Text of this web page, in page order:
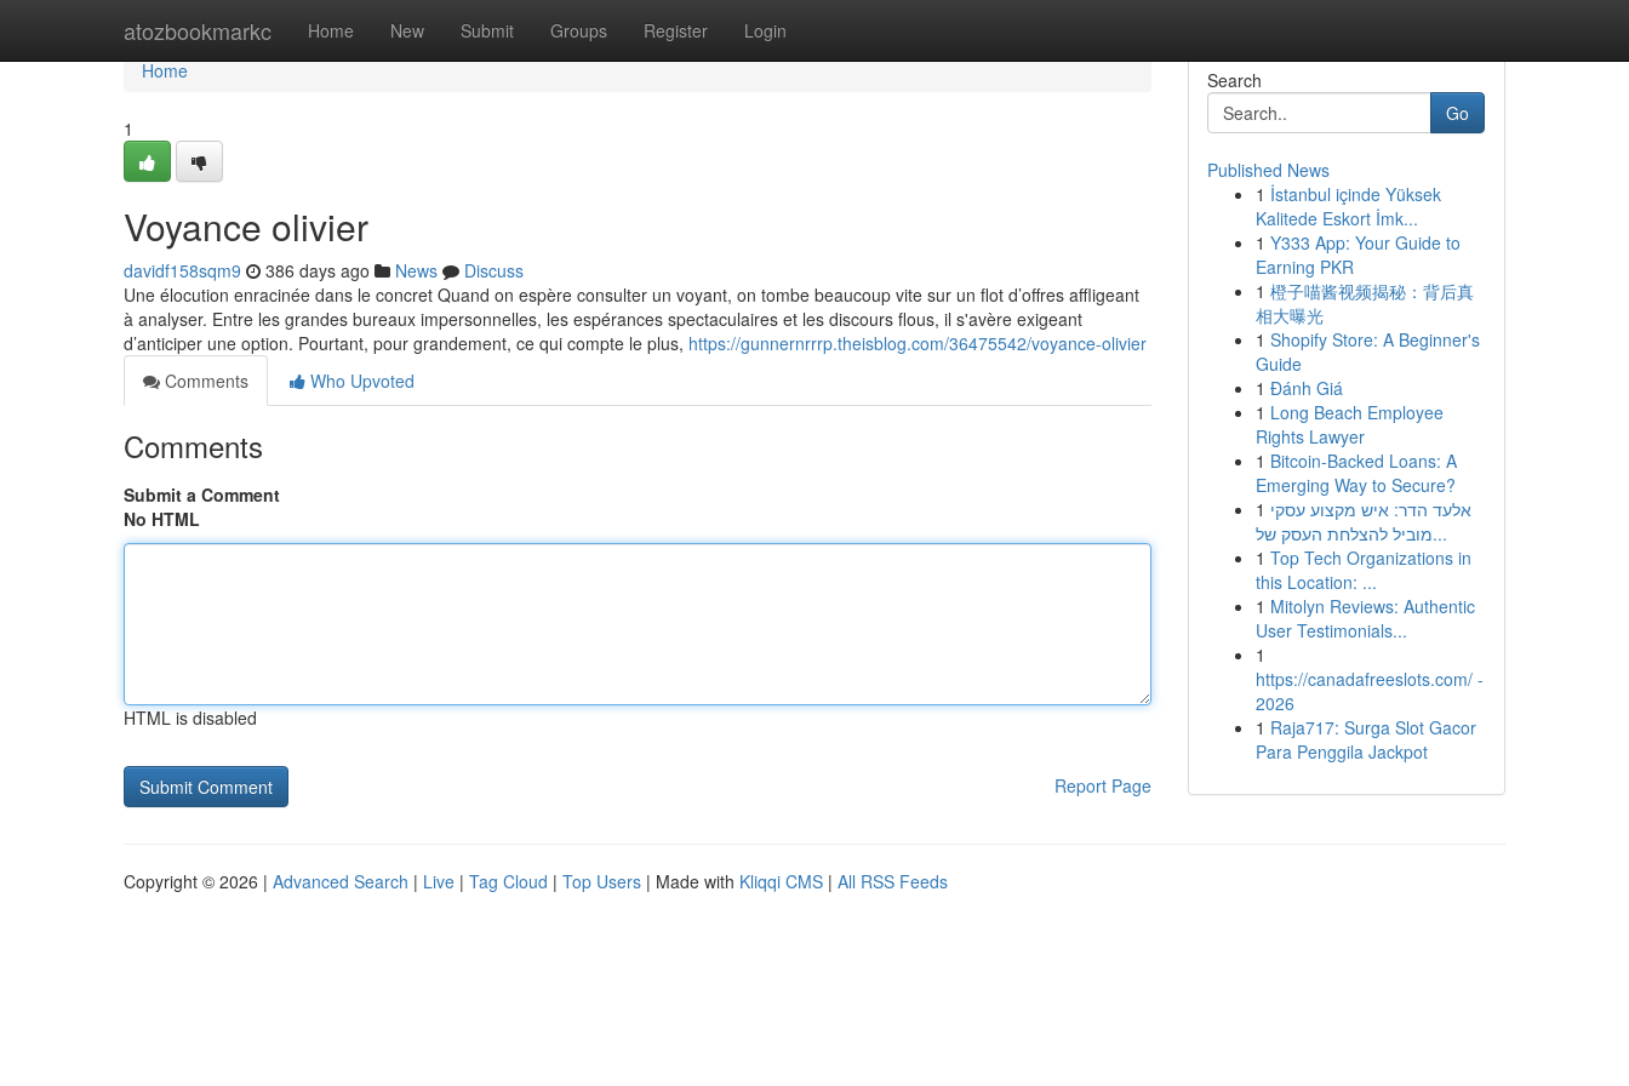
atozbookmarkc Home New Submit Groups Register Login
Home
Home
1
Voyance olivier
davidf158sqm9 386 days ago News
Discuss
Une élocution enracinée dans le concret Quand on espère consulter un voyant, on tombe beaucoup vite sur un flot d’offres affligeant
à analyser. Entre les grandes bureaux impersonnelles, les espérances spectaculaires et les discours flous, il s'avère exigeant
d’anticiper une option. Pourtant, pour grandement, ce qui compte le plus, https://gunnernrrrp.theisblog.com/36475542/voyance-olivier
Comments
Who Upvoted
Comments
Submit a Comment
No HTML
HTML is disabled
Report Page
Search
Go
Published News
1 İstanbul içinde Yüksek
Kalitede Eskort İmk...
1 Y333 App: Your Guide to
Earning PKR
1 橙子喵酱视频揭秘：背后真
相大曝光
1 Shopify Store: A Beginner's
Guide
1 Đánh Giá
1 Long Beach Employee
Rights Lawyer
1 Bitcoin-Backed Loans: A
Emerging Way to Secure?
1 אלעד הדר: איש מקצוע עסקי
מוביל להצלחת העסק של...
1 Top Tech Organizations in
this Location: ...
1 Mitolyn Reviews: Authentic
User Testimonials...
1
https://canadafreeslots.com/ -
2026
1 Raja717: Surga Slot Gacor
Para Penggila Jackpot
Copyright © 2026 | Advanced Search | Live | Tag Cloud | Top Users | Made with Kliqqi CMS | All RSS Feeds